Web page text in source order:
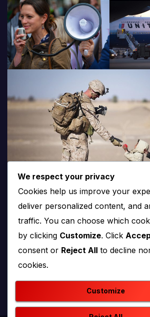
produkcija i emitiranje tv
We respect your privacy
Cookies help us improve your
deliver personalized content, and
traffic. You can choose which
by clicking Customize. Click
consent or Reject All to decline
cookies.
Customize